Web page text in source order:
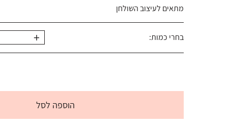
מתאים לעיצוב השולחן
בחרי כמות: +
הוספה לסל